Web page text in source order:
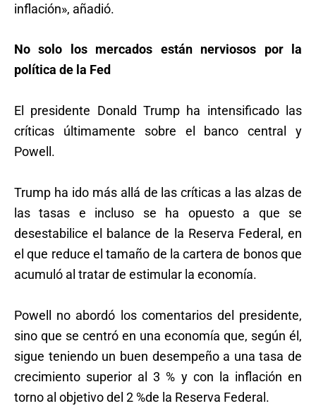
inflación», añadió.
No solo los mercados están nerviosos por la
política de la Fed
El presidente Donald Trump ha intensificado las
críticas últimamente sobre el banco central y
Powell.
Trump ha ido más allá de las críticas a las alzas de
las tasas e incluso se ha opuesto a que se
desestabilice el balance de la Reserva Federal, en
el que reduce el tamaño de la cartera de bonos que
acumuló al tratar de estimular la economía.
Powell no abordó los comentarios del presidente,
sino que se centró en una economía que, según él,
sigue teniendo un buen desempeño a una tasa de
crecimiento superior al 3 % y con la inflación en
torno al objetivo del 2 %de la Reserva Federal.